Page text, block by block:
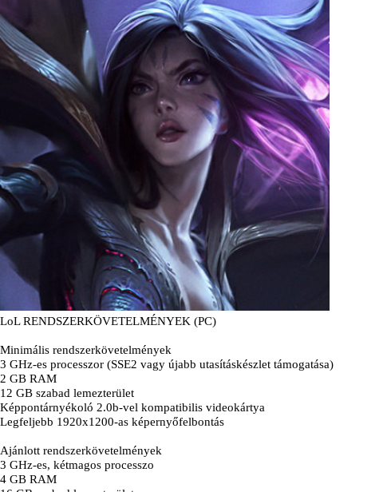
LoL RENDSZERKÖVETELMÉNYEK (PC)
Minimális rendszerkövetelmények
3 GHz-es processzor (SSE2 vagy újabb utasításkészlet támogatása)
2 GB RAM
12 GB szabad lemezterület
Képpontárnyékoló 2.0b-vel kompatibilis videokártya
Legfeljebb 1920x1200-as képernyőfelbontás
Ajánlott rendszerkövetelmények
3 GHz-es, kétmagos processzo
4 GB RAM